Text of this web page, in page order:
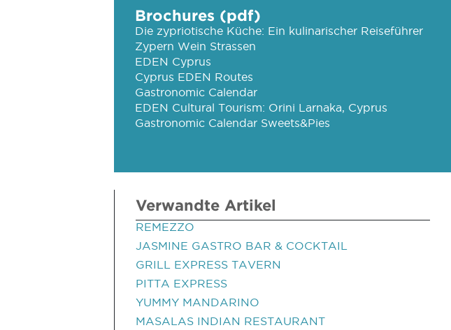
Brochures (pdf)
Die zypriotische Küche: Ein kulinarischer Reiseführer
Zypern Wein Strassen
EDEN Cyprus
Cyprus EDEN Routes
Gastronomic Calendar
EDEN Cultural Tourism: Orini Larnaka, Cyprus
Gastronomic Calendar Sweets&Pies
Verwandte Artikel
REMEZZO
JASMINE GASTRO BAR & COCKTAIL
GRILL EXPRESS TAVERN
PITTA EXPRESS
YUMMY MANDARINO
MASALAS INDIAN RESTAURANT